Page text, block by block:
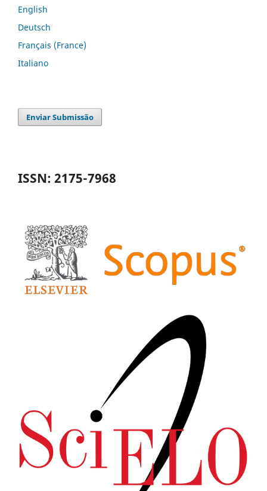
English
Deutsch
Français (France)
Italiano
Enviar Submissão
ISSN: 2175-7968